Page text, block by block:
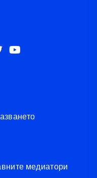
медиатори